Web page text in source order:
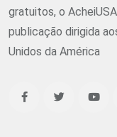
gratuitos, o
publicação dirigida
Unidos da América